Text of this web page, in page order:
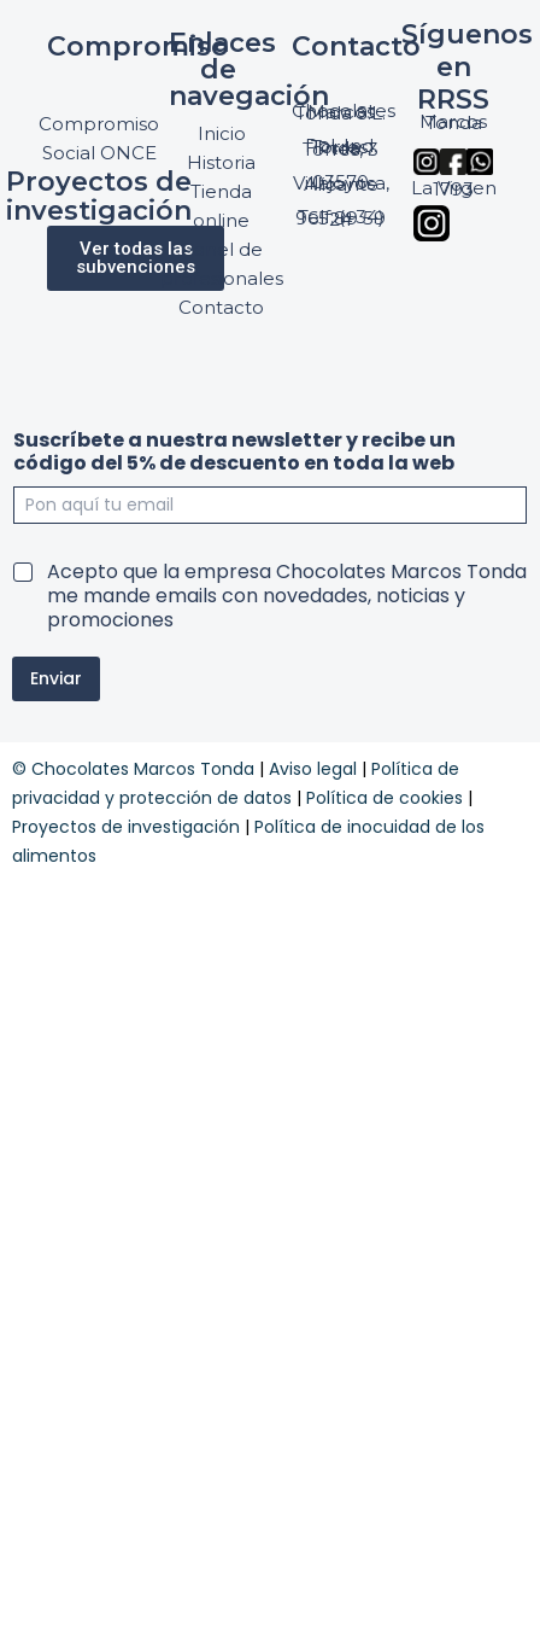
Compromiso
Compromiso
Social ONCE
Proyectos de
investigación
Ver todas las
subvenciones
Enlaces
de
navegación
Inicio
Historia
Tienda
online
Panel de
profesionales
Contacto
Contacto
Chocolates Marcos Tonda S.L.
Pol. Ind. Torres, Ptda. Torres, 3
03570 Villajoyosa, Alicante
Telf: (+34) 965 89 59 24
Síguenos
en
RRSS
Marcos Tonda
La Virgen 1793
*
w
e
Suscríbete a nuestra newsletter y recibe un
código del 5% de descuento en toda la web
5
r
m
o
s
T
i
o
c
o
n
d
i
Acepto que la empresa Chocolates Marcos Tonda
me mande emails con novedades, noticias y
promociones
Enviar
© Chocolates Marcos Tonda | Aviso legal | Política de
privacidad y protección de datos | Política de cookies |
Proyectos de investigación | Política de inocuidad de los
alimentos